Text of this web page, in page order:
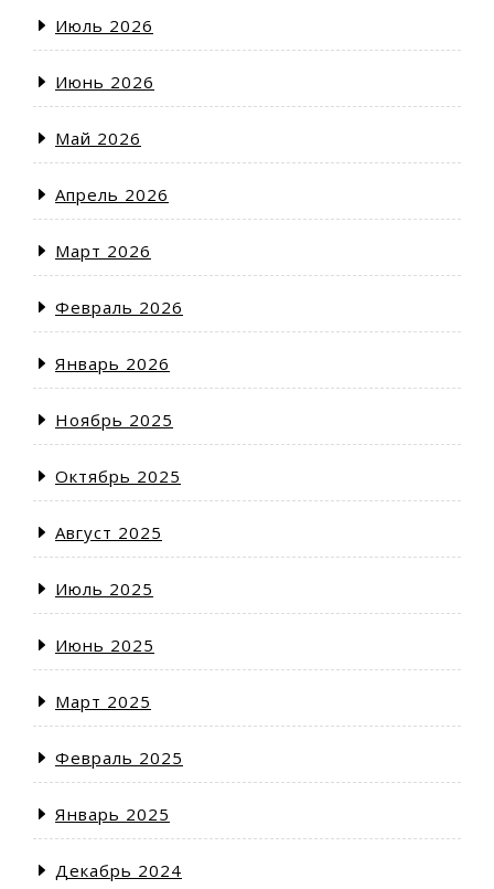
Июль 2026
Июнь 2026
Май 2026
Апрель 2026
Март 2026
Февраль 2026
Январь 2026
Ноябрь 2025
Октябрь 2025
Август 2025
Июль 2025
Июнь 2025
Март 2025
Февраль 2025
Январь 2025
Декабрь 2024